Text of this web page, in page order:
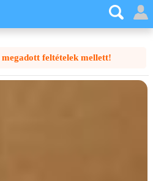
feltételek mellett!